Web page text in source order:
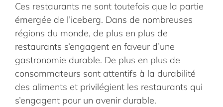
Ces restaurants ne sont toutefois que la partie
émergée de l’iceberg. Dans de nombreuses
régions du monde, de plus en plus de
restaurants s’engagent en faveur d’une
gastronomie durable. De plus en plus de
consommateurs sont attentifs à la durabilité
des aliments et privilégient les restaurants qui
s’engagent pour un avenir durable.